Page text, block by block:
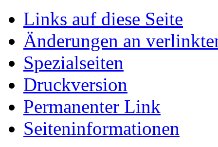
Links auf diese Seite
Änderungen an
Spezialseiten
Druckversion
Permanenter Link
Seiten­­informationen